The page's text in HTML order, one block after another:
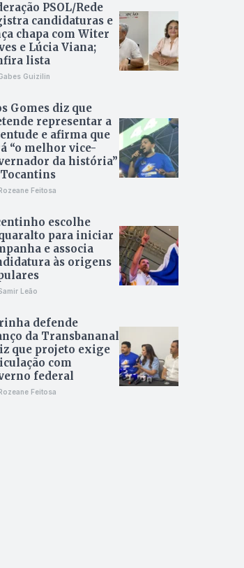
PSOL/Rede
candidaturas e
chapa com Witer
e Lúcia Viana;
lista
Guizilin
Gomes diz que
representar a
e afirma que
“o melhor vice-
da história”
Feitosa
escolhe
para iniciar
e associa
às origens
Leão
defende
da Transbananal
que projeto exige
com
federal
Feitosa